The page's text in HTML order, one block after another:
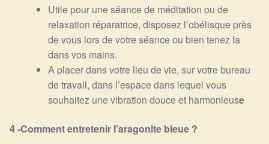
Utile pour une séance de méditation ou de
relaxation réparatrice, disposez l’obélisque près
de vous lors de votre séance ou bien tenez la
dans vos mains.
A placer dans votre lieu de vie, sur votre bureau
de travail, dans l’espace dans lequel vous
souhaitez une vibration douce et harmonieuse
4 -Comment entretenir l’aragonite bleue ?